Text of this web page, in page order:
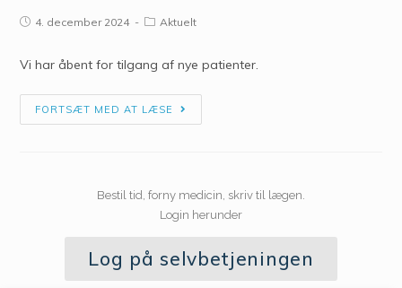
4. december 2024 Aktuelt
Vi har åbent for tilgang af nye patienter.
FORTSÆT MED AT LÆSE
Bestil tid, forny medicin, skriv til lægen.
Login herunder
Log på selvbetjeningen